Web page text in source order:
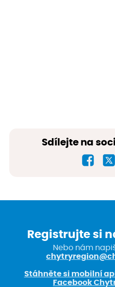
Sdílejte na
Registrujte si
Nebo nám
Stáhněte si mobilní
Facebook